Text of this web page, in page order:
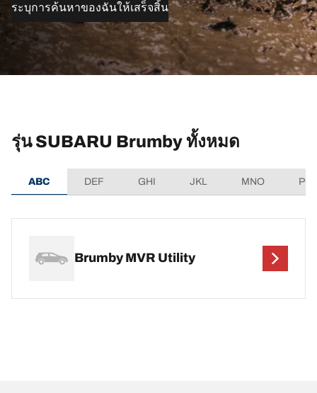
ระบุการค้นหาของฉันให้เสร็จสิ้น
รุ่น SUBARU Brumby ทั้งหมด
ABC DEF GHI JKL MNO
Brumby MVR Utility